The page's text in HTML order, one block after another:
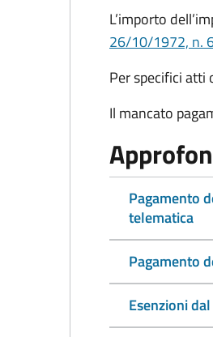
L’importo
26/10/1972, n.
Per specifici atti
Il mancato
Pagamento
telematica
Pagamento
Esenzioni